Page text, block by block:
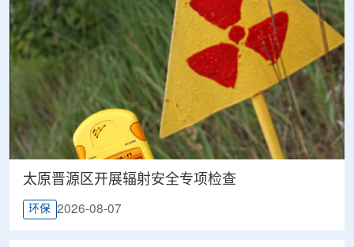
太原晋源区开展辐射安全专项检查
环保 2026-08-07